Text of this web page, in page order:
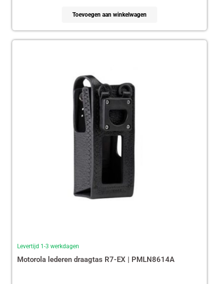
Toevoegen aan winkelwagen
Levertijd 1-3 werkdagen
Motorola lederen draagtas R7-EX | PMLN8614A